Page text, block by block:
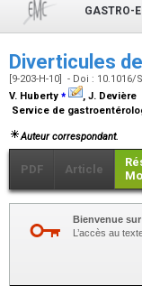
GASTRO-
Diverticules
[9-203-H-10] - Doi : 10.1016/
V. Huberty ⁎
, J. Devière
Service de
Auteur correspondant.
PDF Article
Bienvenue
L’accès au